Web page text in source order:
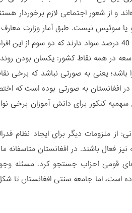
و از شعور اجتماعی لازم برخوردار
در همه نقاط کشور: یکسان بودن
باشد؛ یعنی به صورتی نباشد که
افغانستان به صورتی بوده است که
کنکور برای دانش آموزان برخی
از ملزومات دیگر برای ایجاد نظام
فعال باشند. در افغانستان
قومی احزاب جستجو کرد. مسئله
است، اما جامعه سنتی افغانستان تا